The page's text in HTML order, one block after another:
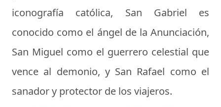
iconografía católica, San Gabriel es
conocido como el ángel de la Anunciación,
San Miguel como el guerrero celestial que
vence al demonio, y San Rafael como el
sanador y protector de los viajeros.